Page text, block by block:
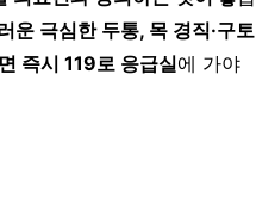
운 극심한 두통, 목 경직·구토
즉시 119로 응급실에 가야